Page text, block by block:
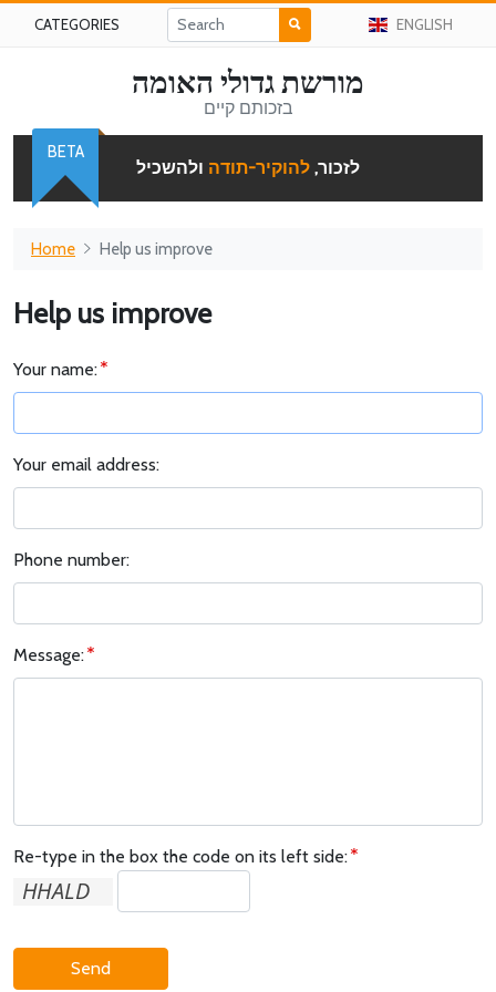
CATEGORIES ENGLISH
מורשת גדולי האומה
בזכותם קיים
לזכור, להוקיר-תודה ולהשכיל
BETA
Home Help us improve
Help us improve
Your name:
Your email address:
Phone number:
Message:
Re-type in the box the code on its left side:
Send